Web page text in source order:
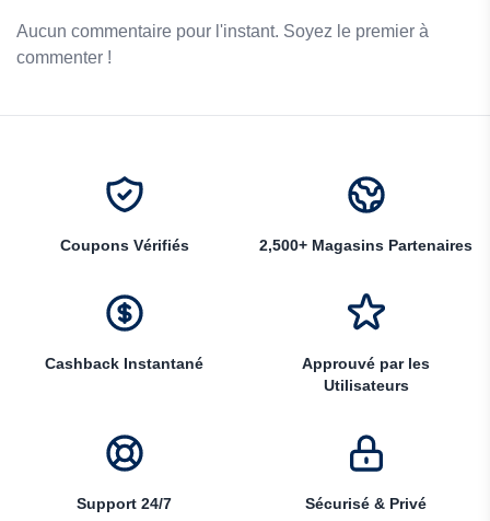
Aucun commentaire pour l'instant. Soyez le premier à
commenter !
Coupons Vérifiés 2,500+ Magasins Partenaires
Cashback Instantané
Approuvé par les
Utilisateurs
Support 24/7 Sécurisé & Privé